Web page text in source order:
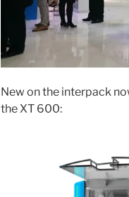
New on the interpack
the XT 600: